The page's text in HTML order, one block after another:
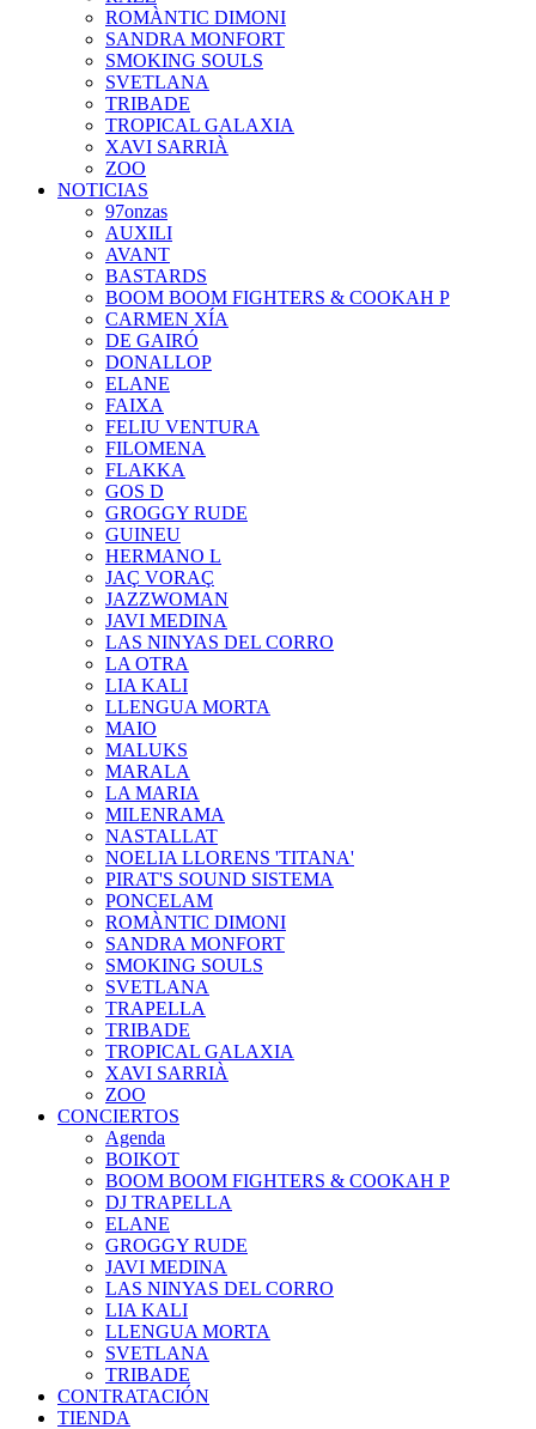
ROMÀNTIC DIMONI
SANDRA MONFORT
SMOKING SOULS
SVETLANA
TRIBADE
TROPICAL GALAXIA
XAVI SARRIÀ
ZOO
NOTICIAS
97onzas
AUXILI
AVANT
BASTARDS
BOOM BOOM FIGHTERS & COOKAH P
CARMEN XÍA
DE GAIRÓ
DONALLOP
ELANE
FAIXA
FELIU VENTURA
FILOMENA
FLAKKA
GOS D
GROGGY RUDE
GUINEU
HERMANO L
JAÇ VORAÇ
JAZZWOMAN
JAVI MEDINA
LAS NINYAS DEL CORRO
LA OTRA
LIA KALI
LLENGUA MORTA
MAIO
MALUKS
MARALA
LA MARIA
MILENRAMA
NASTALLAT
NOELIA LLORENS 'TITANA'
PIRAT'S SOUND SISTEMA
PONCELAM
ROMÀNTIC DIMONI
SANDRA MONFORT
SMOKING SOULS
SVETLANA
TRAPELLA
TRIBADE
TROPICAL GALAXIA
XAVI SARRIÀ
ZOO
CONCIERTOS
Agenda
BOIKOT
BOOM BOOM FIGHTERS & COOKAH P
DJ TRAPELLA
ELANE
GROGGY RUDE
JAVI MEDINA
LAS NINYAS DEL CORRO
LIA KALI
LLENGUA MORTA
SVETLANA
TRIBADE
CONTRATACIÓN
TIENDA